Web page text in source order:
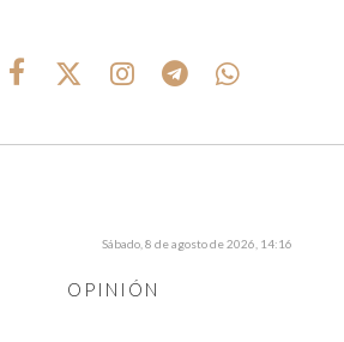
OPINIÓN
Sábado, 8 de agosto de 2026, 14:16